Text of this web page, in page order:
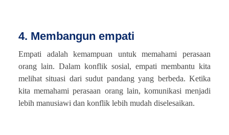
4. Membangun empati
Empati adalah kemampuan untuk memahami perasaan
orang lain. Dalam konflik sosial, empati membantu kita
melihat situasi dari sudut pandang yang berbeda. Ketika
kita memahami perasaan orang lain, komunikasi menjadi
lebih manusiawi dan konflik lebih mudah diselesaikan.